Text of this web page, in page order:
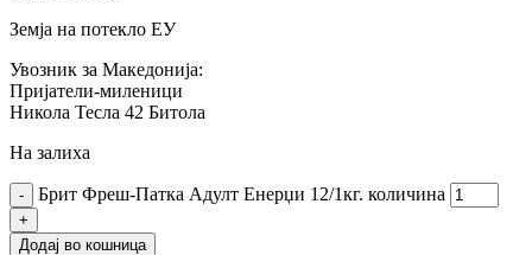
Земја на потекло ЕУ
Увозник за Македонија:
Пријатели-миленици
Никола Тесла 42 Битола
На залиха
Брит Фреш-Патка Адулт Енерџи 12/1кг. количина
Додај во кошница